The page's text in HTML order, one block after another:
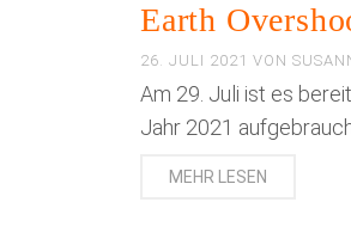
Earth
26. JULI 2021 VON
Am 29. Juli ist es
Jahr 2021
MEHR LESEN